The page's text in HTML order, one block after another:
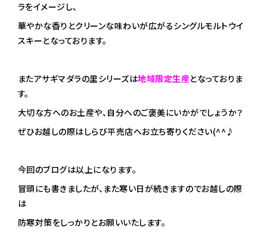
ラをイメージし、
華やかな香りとクリーンな味わいが広がるシングルモルトウイ
スキーとなっております。
またアサギマダラの里シリーズは地域限定生産となっておりま
す。
大切な方へのお土産や、自分へのご褒美にいかがでしょうか？
ぜひお越しの際はしらび平売店へお立ち寄りください(^^♪
今回のブログは以上になります。
冒頭にも書きましたが、また寒い日が続きますのでお越しの際
は
防寒対策をしっかりとお願いいたします。